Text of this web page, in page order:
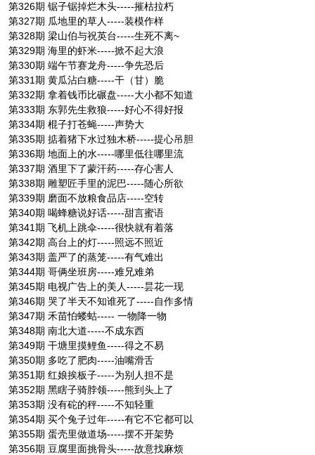
第326期 锯子锯掉烂木头-----摧枯拉朽
第327期 瓜地里的草人-----装模作样
第328期 梁山伯与祝英台-----生死不离~
第329期 海里的虾米-----掀不起大浪
第330期 端午节赛龙舟-----争先恐后
第331期 黄瓜沾白糖-----干（甘）脆
第332期 拿着钱币比碾盘-----大小都不知道
第333期 东郭先生救狼-----好心不得好报
第334期 棍子打苍蝇-----声势大
第335期 掂着猪下水过独木桥-----提心吊胆
第336期 地面上的水-----哪里低往哪里流
第337期 酒里下了蒙汗药-----存心害人
第338期 雕塑匠手里的泥巴-----随心所欲
第339期 磨面不放粮食品店-----空转
第340期 喝蜂糖说好话-----甜言蜜语
第341期 飞机上跳伞-----很快就有着落
第342期 高台上的灯-----照远不照近
第343期 盖严了的蒸笼-----有气难出
第344期 哥俩坐班房-----难兄难弟
第345期 电视广告上的美人-----昙花一现
第346期 哭了半天不知谁死了-----自作多情
第347期 禾苗怕蝼蛄----- 一物降一物
第348期 南北大道-----不成东西
第349期 干塘里摸鲤鱼-----得之不易
第350期 多吃了肥肉-----油嘴滑舌
第351期 红娘挨板子-----为别人担不是
第352期 黑瞎子骑脖领-----熊到头上了
第353期 没有砣的秤-----不知轻重
第354期 买个兔子过年-----有它不它都可以
第355期 蛋壳里做道场-----摆不开架势
第356期 豆腐里面挑骨头-----故意找麻烦